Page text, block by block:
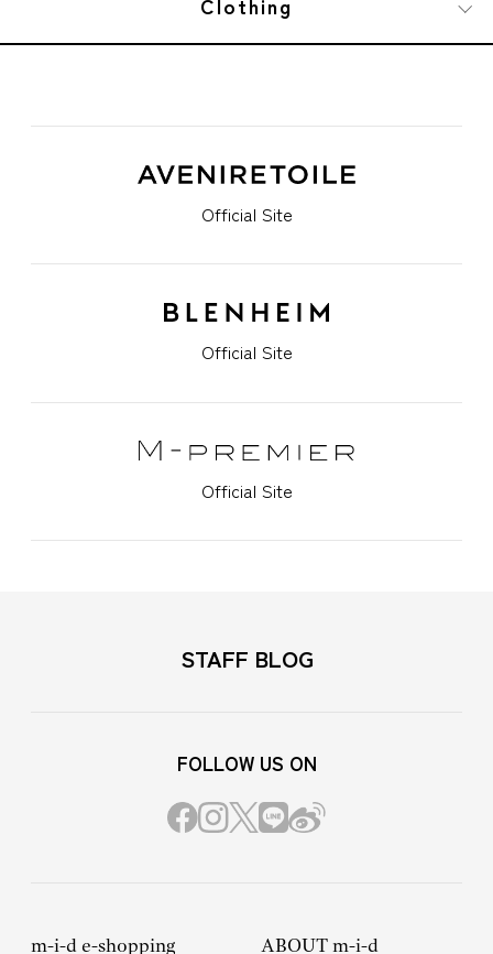
Official Site
Official Site
Official Site
STAFF BLOG
FOLLOW US ON
m-i-d e-shopping ABOUT m-i-d